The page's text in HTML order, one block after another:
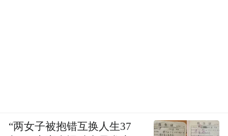
“两女子被抱错互换人生37